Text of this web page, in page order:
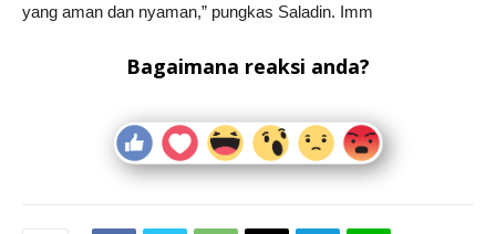
yang aman dan nyaman,” pungkas Saladin. Imm
Bagaimana reaksi anda?